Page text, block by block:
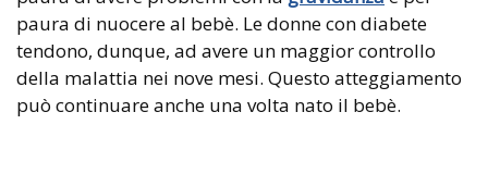
paura di nuocere al bebè. Le donne con diabete
tendono, dunque, ad avere un maggior controllo
della malattia nei nove mesi. Questo atteggiamento
può continuare anche una volta nato il bebè.